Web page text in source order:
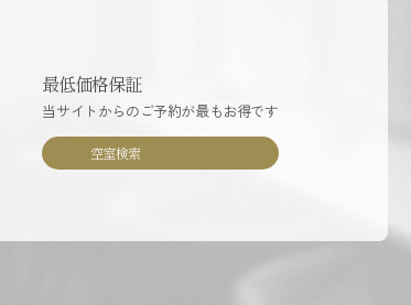
最低価格保証
当サイトからのご予約が最もお得です
空室検索